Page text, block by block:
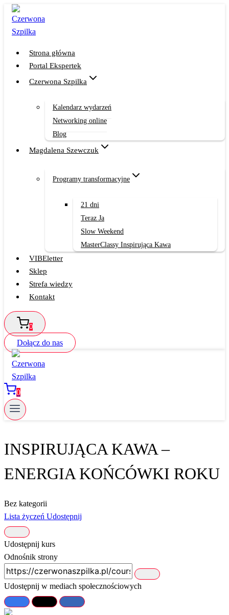
Przejdź
treści
Strona główna
Portal Ekspertek
Czerwona Szpilka
Kalendarz wydarzeń
Networking online
Blog
Magdalena Szewczuk
Programy transformacyjne
21 dni
Teraz Ja
Slow Weekend
MasterClassy Inspirująca Kawa
VIBEletter
Sklep
Strefa wiedzy
Kontakt
0
Dołącz do nas
0
INSPIRUJĄCA KAWA –
ENERGIA KOŃCÓWKI ROKU
Bez kategorii
Lista życzeń Udostępnij
Udostępnij kurs
Odnośnik strony
Udostępnij w mediach społecznościowych